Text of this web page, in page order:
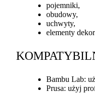
pojemniki,
obudowy,
uchwyty,
elementy
Bambu Lab:
Prusa: użyj